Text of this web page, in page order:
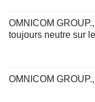
OMNICOM
toujours neutre sur
OMNICOM